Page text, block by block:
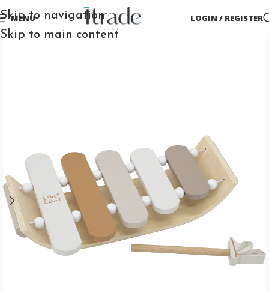
Skip to navigation
Skip to main content
MENU LOGIN / REGISTER